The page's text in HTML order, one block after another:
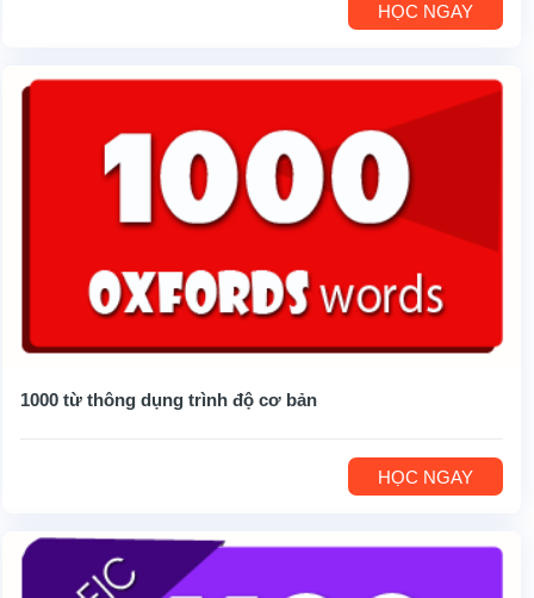
HỌC NGAY
1000 từ thông dụng trình độ cơ bản
HỌC NGAY